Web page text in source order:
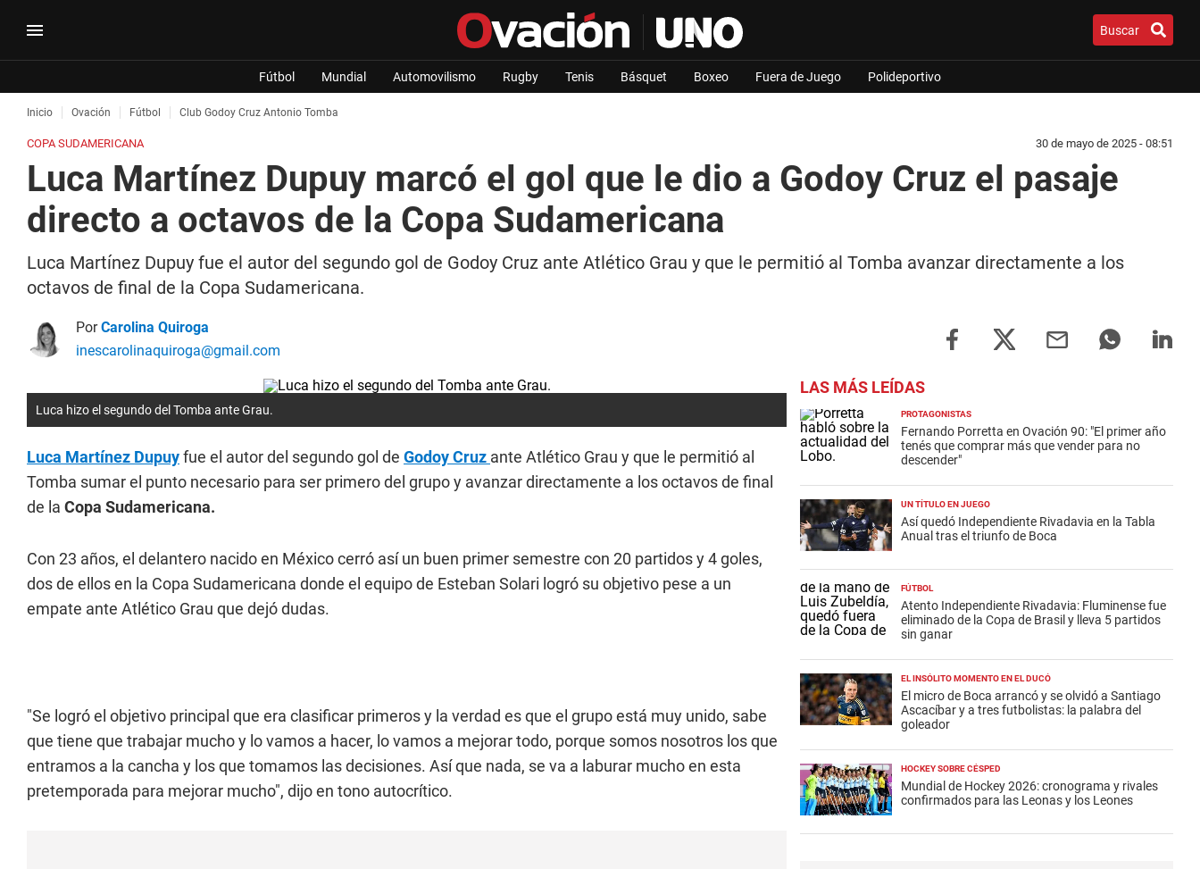
Buscar
Fútbol Mundial Automovilismo Rugby Tenis Básquet Boxeo Fuera de Juego Polideportivo
Inicio Ovación Fútbol Club Godoy Cruz Antonio Tomba
COPA SUDAMERICANA 30 de mayo de 2025 - 08:51
Luca Martínez Dupuy marcó el gol que le dio a Godoy Cruz el pasaje
directo a octavos de la Copa Sudamericana
Luca Martínez Dupuy fue el autor del segundo gol de Godoy Cruz ante Atlético Grau y que le permitió al Tomba avanzar directamente a los
octavos de final de la Copa Sudamericana.
PorCarolina Quiroga
inescarolinaquiroga@gmail.com
Luca hizo el segundo del Tomba ante Grau.
Luca Martínez Dupuyfue el autor del segundo gol de Godoy Cruz ante Atlético Grau y que le permitió al
Tomba sumar el punto necesario para ser primero del grupo y avanzar directamente a los octavos de final
de la Copa Sudamericana.
Con 23 años, el delantero nacido en México cerró así un buen primer semestre con 20 partidos y 4 goles,
dos de ellos en la Copa Sudamericana donde el equipo de Esteban Solari logró su objetivo pese a un
empate ante Atlético Grau que dejó dudas.
"Se logró el objetivo principal que era clasificar primeros y la verdad es que el grupo está muy unido, sabe
que tiene que trabajar mucho y lo vamos a hacer, lo vamos a mejorar todo, porque somos nosotros los que
entramos a la cancha y los que tomamos las decisiones. Así que nada, se va a laburar mucho en esta
pretemporada para mejorar mucho", dijo en tono autocrítico.
LAS MÁS LEÍDAS
PROTAGONISTAS
Fernando Porretta en Ovación 90: "El primer año
tenés que comprar más que vender para no
descender"
UN TÍTULO EN JUEGO
Así quedó Independiente Rivadavia en la Tabla
Anual tras el triunfo de Boca
FÚTBOL
Atento Independiente Rivadavia: Fluminense fue
eliminado de la Copa de Brasil y lleva 5 partidos
sin ganar
EL INSÓLITO MOMENTO EN EL DUCÓ
El micro de Boca arrancó y se olvidó a Santiago
Ascacíbar y a tres futbolistas: la palabra del
goleador
HOCKEY SOBRE CÉSPED
Mundial de Hockey 2026: cronograma y rivales
confirmados para las Leonas y los Leones